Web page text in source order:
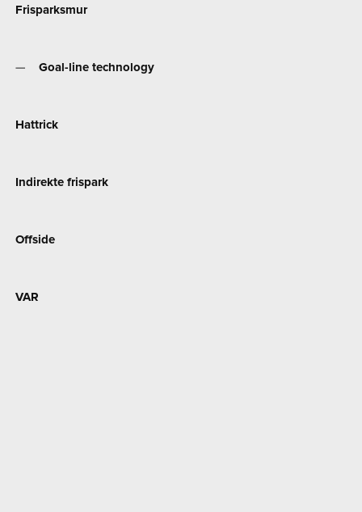
Frisparksmur
Goal-line technology
Hattrick
Indirekte frispark
Offside
VAR